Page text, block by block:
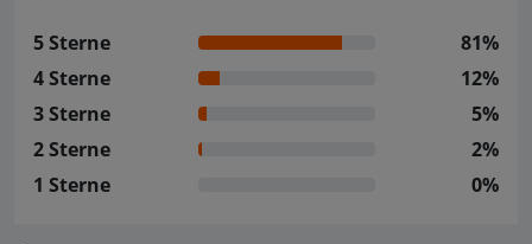
5 Sterne
81%
4 Sterne
12%
3 Sterne
5%
2 Sterne
2%
1 Sterne
0%